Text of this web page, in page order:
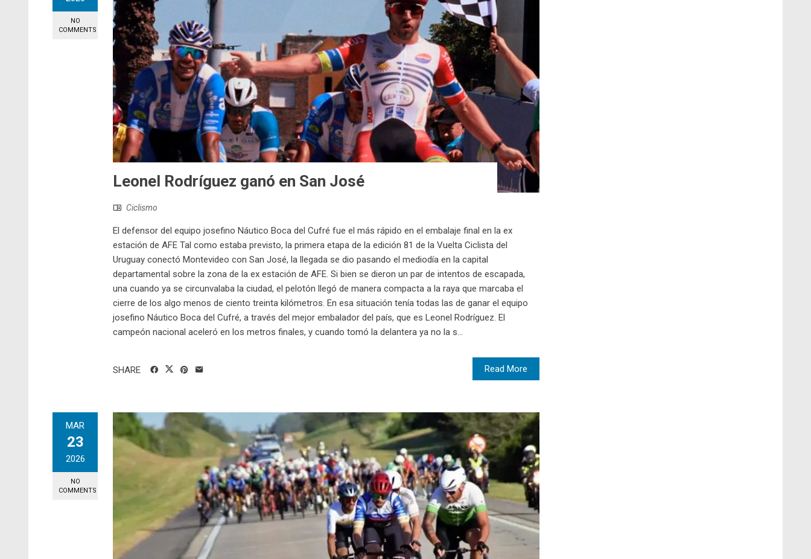
NO
COMMENTS
Leonel Rodríguez ganó en San José
Ciclismo
El defensor del equipo josefino Náutico Boca del Cufré fue el más rápido en el embalaje final en la ex
estación de AFE Tal como estaba previsto, la primera etapa de la edición 81 de la Vuelta Ciclista del
Uruguay conectó Montevideo con San José, la llegada se dio pasando el mediodía en la capital
departamental sobre la zona de la ex estación de AFE. Si bien se dieron un par de intentos de escapada,
una cuando ya se circunvalaba la ciudad, el pelotón llegó de manera compacta a la raya que marcaba el
cierre de los algo menos de ciento treinta kilómetros. En esa situación tenía todas las de ganar el equipo
josefino Náutico Boca del Cufré, a través del mejor embalador del país, que es Leonel Rodríguez. El
campeón nacional aceleró en los metros finales, y cuando tomó la delantera ya no la s...
Read More
SHARE
MAR
23
2026
NO
COMMENTS